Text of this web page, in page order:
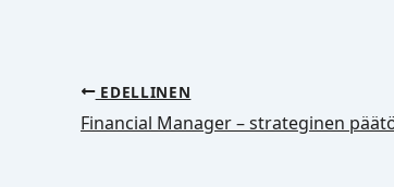
EDELLINEN
Financial Manager – strateginen